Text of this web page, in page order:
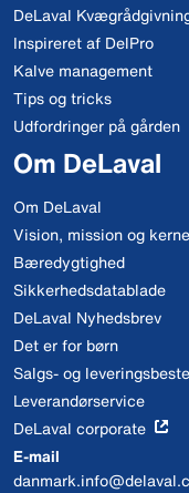
DeLaval
Inspireret af DelPro
Kalve management
Tips og tricks
Udfordringer på gården
Om DeLaval
Om DeLaval
Vision, mission og
Bæredygtighed
Sikkerhedsdatablade
DeLaval Nyhedsbrev
Det er for børn
Salgs- og
Leverandørservice
DeLaval corporate
E-mail